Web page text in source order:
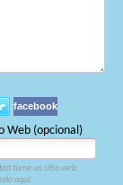
facebook
Web (opcional)
tiene un sitio web,
aquí.